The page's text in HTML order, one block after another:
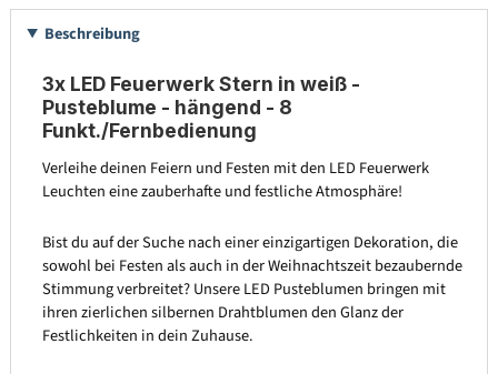
Beschreibung
3x LED Feuerwerk Stern in weiß -
Pusteblume - hängend - 8
Funkt./Fernbedienung
Verleihe deinen Feiern und Festen mit den LED Feuerwerk
Leuchten eine zauberhafte und festliche Atmosphäre!
Bist du auf der Suche nach einer einzigartigen Dekoration, die
sowohl bei Festen als auch in der Weihnachtszeit bezaubernde
Stimmung verbreitet? Unsere LED Pusteblumen bringen mit
ihren zierlichen silbernen Drahtblumen den Glanz der
Festlichkeiten in dein Zuhause.